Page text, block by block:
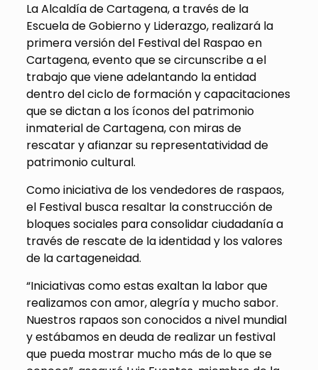
La Alcaldía de Cartagena, a través de la
Escuela de Gobierno y Liderazgo, realizará la
primera versión del Festival del Raspao en
Cartagena, evento que se circunscribe a el
trabajo que viene adelantando la entidad
dentro del ciclo de formación y capacitaciones
que se dictan a los íconos del patrimonio
inmaterial de Cartagena, con miras de
rescatar y afianzar su representatividad de
patrimonio cultural.
Como iniciativa de los vendedores de raspaos,
el Festival busca resaltar la construcción de
bloques sociales para consolidar ciudadanía a
través de rescate de la identidad y los valores
de la cartageneidad.
“Iniciativas como estas exaltan la labor que
realizamos con amor, alegría y mucho sabor.
Nuestros rapaos son conocidos a nivel mundial
y estábamos en deuda de realizar un festival
que pueda mostrar mucho más de lo que se